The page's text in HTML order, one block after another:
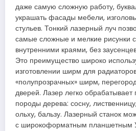
даже самую сложную работу,
украшать фасады мебели,
стульев. Тонкий лазерный луч
самые сложные и мелкие рисунки
внутренними краями, без
Это преимущество широко
изготовлении ширм для
«полупрозрачных» ширм,
дверей. Лазер легко обрабатывает
породы дерева: сосну,
ольху, бальзу. Лазерный станок
с широкоформатным планшетным